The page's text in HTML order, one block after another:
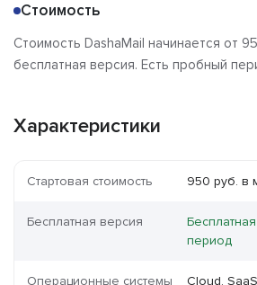
Стоимость
Стоимость DashaMail начинается от
бесплатная версия. Есть пробный
Характеристики
Стартовая стоимость 950 руб. в
Бесплатная версия
период
Операционные системы
Cloud,